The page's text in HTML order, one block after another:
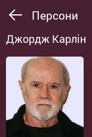
Персони
Джордж Карлін